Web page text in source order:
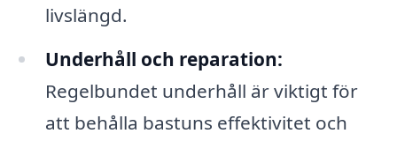
livslängd.
Underhåll och reparation:
Regelbundet underhåll är viktigt för
att behålla bastuns effektivitet och